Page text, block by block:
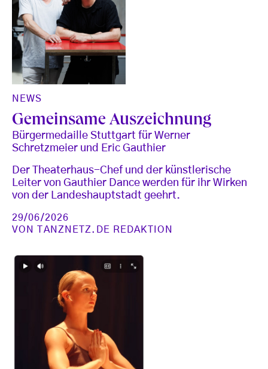
NEWS
Gemeinsame Auszeichnung
Bürgermedaille Stuttgart für Werner
Schretzmeier und Eric Gauthier
Der Theaterhaus-Chef und der künstlerische
Leiter von Gauthier Dance werden für ihr Wirken
von der Landeshauptstadt geehrt.
29/06/2026
VONTANZNETZ.DE REDAKTION